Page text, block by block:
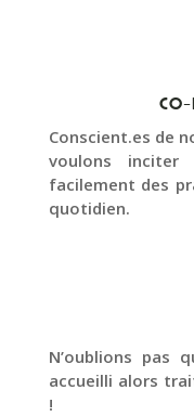
Conscient.es de
voulons inciter
facilement des
quotidien.
N’oublions pas
accueilli alors
!